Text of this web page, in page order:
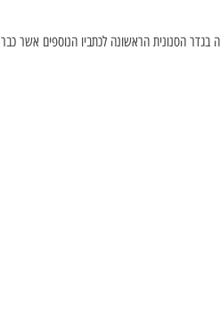
בגדר הסנונית הראשונה לכתביו הנוספים אשר כבר